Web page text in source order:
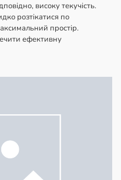
високу текучість.
розтікатися по
простір.
ефективну